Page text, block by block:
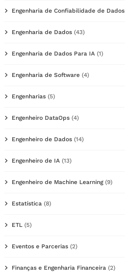
Engenharia de Confiabilidade de Dados
Engenharia de Dados (43)
Engenharia de Dados Para IA (1)
Engenharia de Software (4)
Engenharias (5)
Engenheiro DataOps (4)
Engenheiro de Dados (14)
Engenheiro de IA (13)
Engenheiro de Machine Learning(9)
Estatística (8)
ETL (5)
Eventos e Parcerias (2)
Finanças e Engenharia Financeira (2)